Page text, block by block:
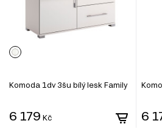
Komoda 1dv 3šu bílý lesk Family
6 179 Kč 6